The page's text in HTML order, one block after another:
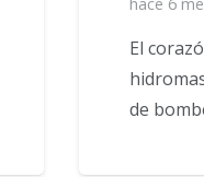
hace 6
El
de